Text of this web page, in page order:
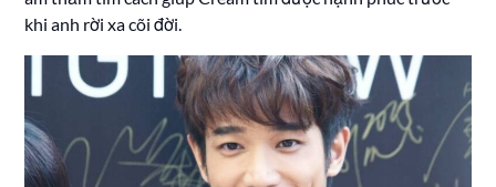
khi anh rời xa cõi đời.